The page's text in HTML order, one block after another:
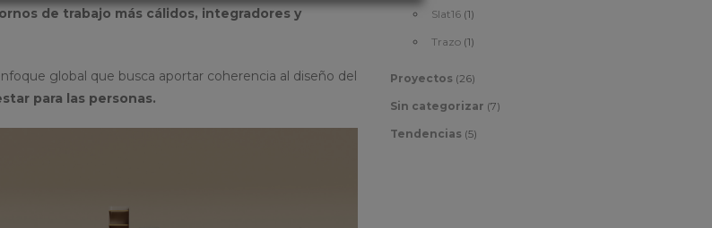
de trabajo más cálidos, integradores y
global que busca aportar coherencia al diseño del
para las personas.
Slat16(1)
Trazo(1)
Proyectos (26)
Sin categorizar (7)
Tendencias (5)